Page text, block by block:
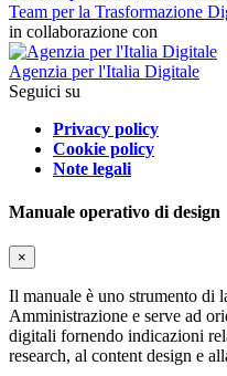
Team per la Trasformazione
in collaborazione con
Agenzia per l'Italia Digitale
Seguici su
Privacy policy
Cookie policy
Note legali
Manuale operativo di design
×
Il manuale è uno strumento di
Amministrazione e serve ad
digitali fornendo indicazioni
research, al content design e